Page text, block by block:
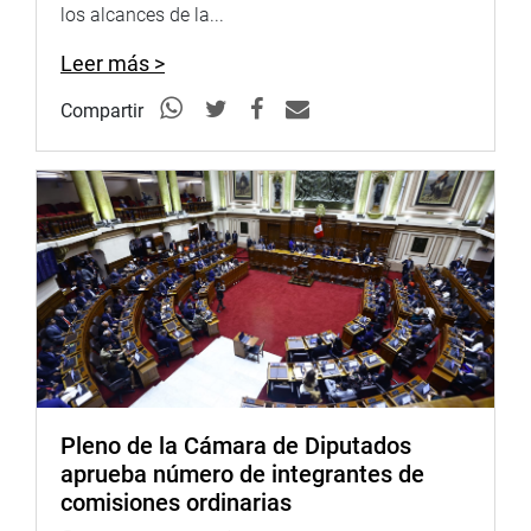
históricos que son administrados por el Estado en todo el
país, el primer domingo de cada mes. Fue al entrar en
vigencia la ley Nº 30599, aprobada por el Congreso de la
República.
La norma fue dictaminada por la Comisión de Cultura del
Parlamento y aprobada por unanimidad el 6 de diciembre
de 2016 . Busca enriquecer el arte y promover el interés
por nuestra historia. La propuesta fue presentada por el
grupo Parlamentario Peruanos Por el Kambio a iniciativa
del congresista Juan Sheput Moore.
Otras tres leyes trabajadas en la Comisión de Cultura y
Patrimonio Cultural, fue la Ley 30583, que declara de
interés nacional y de necesidad pública la investigación,
conservación, protección y puesta en valor de los bienes
arqueológicos materiales ubicados en el Santuario
Nacional de Huayllay, en la provincia de Pasco,
departamento de Pasco. Propuesta planteada a iniciativa
los alcances de la...
Leer más >
Compartir
Pleno de la Cámara de Diputados
aprueba número de integrantes de
comisiones ordinarias